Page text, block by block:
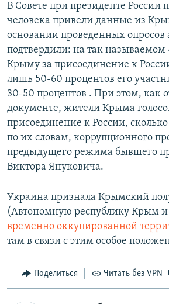
В Совете при президенте России
человека привели данные из
основании проведенных опросов
подтвердили: на так
Крыму за присоединение к
лишь 50-60 процентов его
30-50 процентов . При этом, как
документе, жители Крыма
присоединение к России,
по их словам, коррупционного
предыдущего режима бывшего
Виктора Януковича.
Украина признала Крымский
(Автономную республику Крым и
временно оккупированной
там в связи с этим особое
Поделиться Читать без VPN